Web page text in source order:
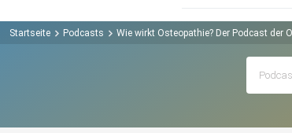
Startseite Podcasts Wie wirkt Osteopathie? Der Podcast der